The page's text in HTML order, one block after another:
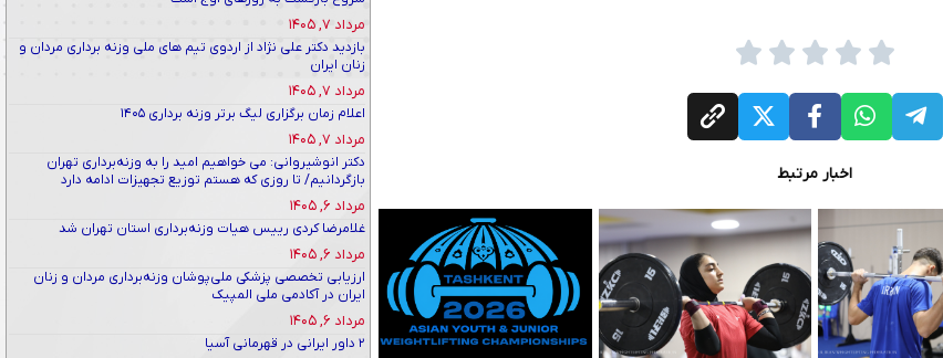
اخبار مرتبط
مرداد ۷, ۱۴۰۵
بازدید دکتر علی نژاد از اردوی تیم های ملی وزنه برداری مردان و
زنان ایران
مرداد ۷, ۱۴۰۵
اعلام زمان برگزاری لیگ برتر وزنه برداری ۱۴۰۵
مرداد ۷, ۱۴۰۵
دکتر انوشیروانی: می خواهیم امید را به وزنه‌برداری تهران
بازگردانیم/ تا روزی که هستم توزیع تجهیزات ادامه دارد
مرداد ۶, ۱۴۰۵
غلامرضا کردی رییس هیات وزنه‌برداری استان تهران شد
مرداد ۶, ۱۴۰۵
ارزیابی تخصصی پزشکی ملی‌پوشان وزنه‌برداری مردان و زنان
ایران در آکادمی ملی المپیک
مرداد ۶, ۱۴۰۵
۲ داور ایرانی در قهرمانی آسیا